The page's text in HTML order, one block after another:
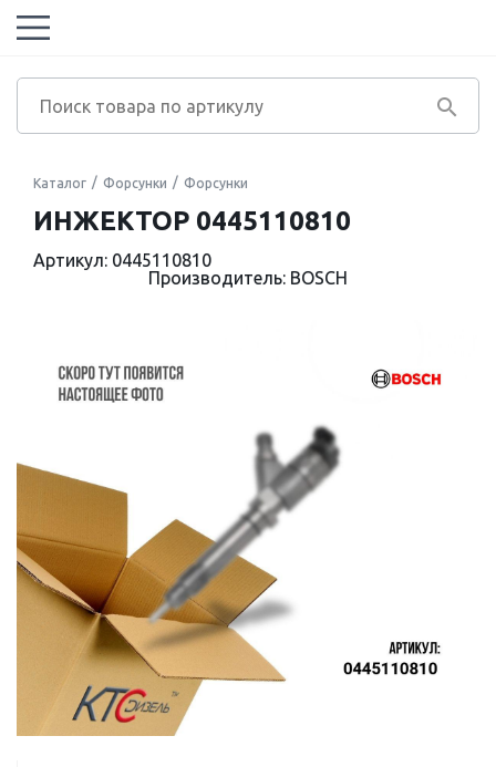
Каталог Форсунки Форсунки
ИНЖЕКТОР 0445110810
Артикул: 0445110810
Производитель: BOSCH